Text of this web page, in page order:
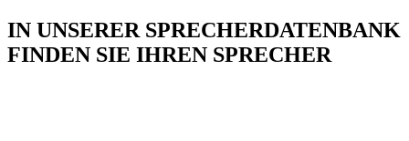
IN UNSERER SPRECHERDATENBANK
FINDEN SIE IHREN SPRECHER